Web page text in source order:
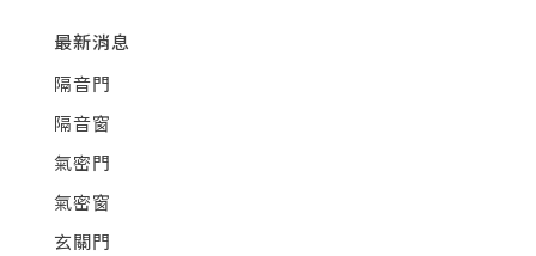
最新消息
隔音門
隔音窗
氣密門
氣密窗
玄關門